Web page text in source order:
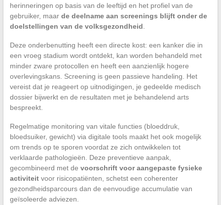
herinneringen op basis van de leeftijd en het profiel van de
gebruiker, maar de deelname aan screenings blijft onder de
doelstellingen van de volksgezondheid.
Deze onderbenutting heeft een directe kost: een kanker die in
een vroeg stadium wordt ontdekt, kan worden behandeld met
minder zware protocollen en heeft een aanzienlijk hogere
overlevingskans. Screening is geen passieve handeling. Het
vereist dat je reageert op uitnodigingen, je gedeelde medisch
dossier bijwerkt en de resultaten met je behandelend arts
bespreekt.
Regelmatige monitoring van vitale functies (bloeddruk,
bloedsuiker, gewicht) via digitale tools maakt het ook mogelijk
om trends op te sporen voordat ze zich ontwikkelen tot
verklaarde pathologieën. Deze preventieve aanpak,
gecombineerd met de voorschrift voor aangepaste fysieke
activiteitvoor risicopatiënten, schetst een coherenter
gezondheidsparcours dan de eenvoudige accumulatie van
geïsoleerde adviezen.